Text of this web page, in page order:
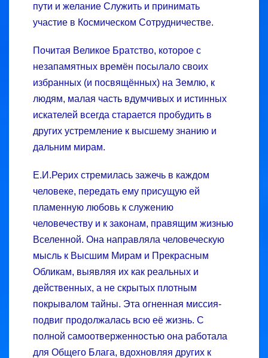
пути и желание Служить и принимать
участие в Космическом Сотрудничестве.
Почитая Великое Братство, которое с
незапамятных времён посылало своих
избранных (и посвящённых) на Землю, к
людям, малая часть вдумчивых и истинных
искателей всегда старается пробудить в
других устремление к высшему знанию и
дальним мирам.
Е.И.Рерих стремилась зажечь в каждом
человеке, передать ему присущую ей
пламенную любовь к служению
человечеству и к законам, правящим жизнью
Вселенной. Она направляла человеческую
мысль к Высшим Мирам и Прекрасным
Обликам, выявляя их как реальных и
действенных, а не скрытых плотным
покрывалом тайны. Эта огненная миссия-
подвиг продолжалась всю её жизнь. С
полной самоотверженно­стью она работала
для Общего Блага, вдохновляя других к